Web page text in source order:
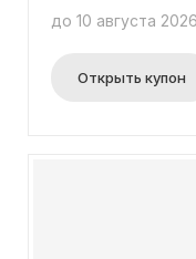
предложения в
предложений и
день! Приятным
до 10 августа 2026
Открыть купон